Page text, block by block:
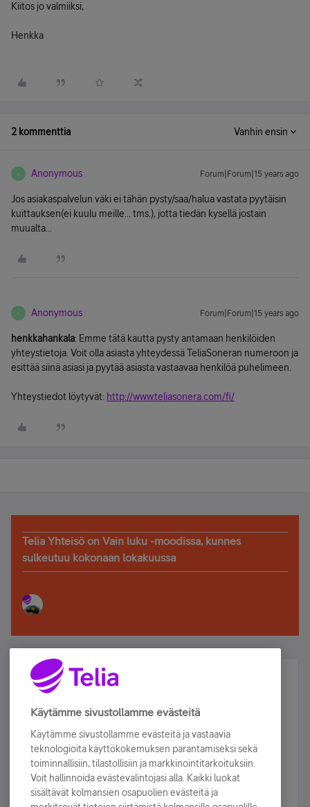
Kiitos jo valmiiksi,
Henkka
2 kommenttia Vanhin ensin
A Anonymous Forum|Forum|15 years ago
Jos asiakaspalvelun väki ei tähän pysty/saa/halua vastata pyytäisin
kuittauksen(ei kuulu meille... tms.), jotta tiedän kysellä jostain
muualta...
A Anonymous Forum|Forum|15 years ago
henkkahankala: Emme tätä kautta pysty antamaan henkilöiden
yhteystietoja. Voit olla asiasta yhteydessä TeliaSoneran numeroon ja
esittää siinä asiasi ja pyytää asiasta vastaavaa henkilöä puhelimeen.
Yhteystiedot löytyvät: http://www.teliasonera.com/fi/
Telia Yhteisö on Vain luku -moodissa, kunnes
sulkeutuu kokonaan lokakuussa
Älä jää paitsi – osallistu ja voita!
Tilaa Telian uutiskirje ja olet mukana arvonnassa.
sähköpostiisi.
Tilaa nyt
Käytämme sivustollamme evästeitä
Käytämme sivustollamme evästeitä ja vastaavia
teknologioita käyttökokemuksen parantamiseksi sekä
toiminnallisiin, tilastollisiin ja markkinointitarkoituksiin.
Voit hallinnoida evästevalintojasi alla. Kaikki luokat
sisältävät kolmansien osapuolien evästeitä ja